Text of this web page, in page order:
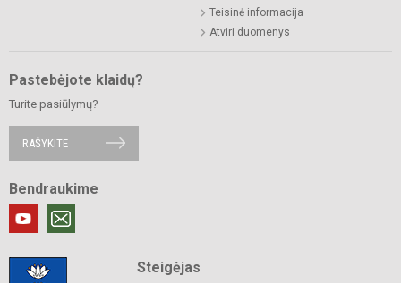
Teisinė informacija
Atviri duomenys
Pastebėjote klaidų?
Turite pasiūlymų?
RAŠYKITE
Bendraukime
Steigėjas